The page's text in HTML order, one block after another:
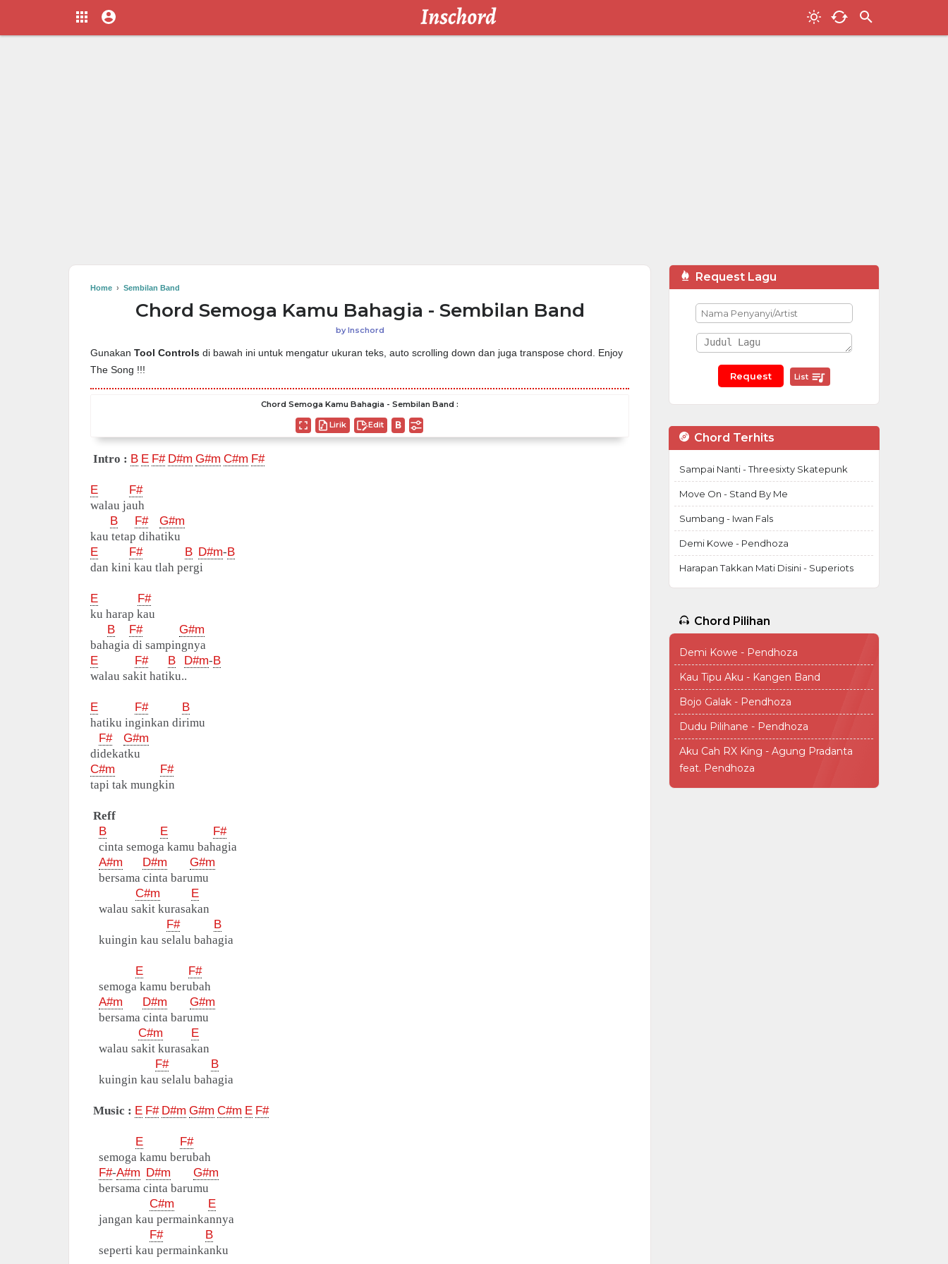
Home › Sembilan Band
Chord Semoga Kamu Bahagia - Sembilan Band
byInschord
Gunakan Tool Controls di bawah ini untuk mengatur ukuran teks, auto scrolling down dan juga transpose chord. Enjoy
The Song !!!
Chord Semoga Kamu Bahagia - Sembilan Band :
Lirik Edit
Intro : B E F# D#m G#m C#m F#
E
F#
walau jauh
B
F#
G#m
kau tetap dihatiku
E
F# B D#m-B
dan kini kau tlah pergi
E
F#
ku harap kau
B
F#
G#m
bahagia di sampingnya
E
F# B D#m-B
walau sakit hatiku..
E F#
B
hatiku inginkan dirimu
F#
G#m
didekatku
C#m
F#
tapi tak mungkin
Reff
B
E
F#
cinta semoga kamu bahagia
A#m
D#m
G#m
bersama cinta barumu
C#m
E
walau sakit kurasakan
F#
B
kuingin kau selalu bahagia
E
F#
semoga kamu berubah
A#m
D#m
G#m
bersama cinta barumu
C#m
E
walau sakit kurasakan
F#
B
kuingin kau selalu bahagia
Music : E F# D#m G#m C#m E F#
E
F#
semoga kamu berubah
F#-A#m D#m
G#m
bersama cinta barumu
C#m
E
jangan kau permainkannya
F#
B
seperti kau permainkanku
Request Lagu
List
Chord Terhits
Sampai Nanti - Threesixty Skatepunk
Move On - Stand By Me
Sumbang - Iwan Fals
Demi Kowe - Pendhoza
Harapan Takkan Mati Disini - Superiots
Chord Pilihan
Demi Kowe - Pendhoza
Kau Tipu Aku - Kangen Band
Bojo Galak - Pendhoza
Dudu Pilihane - Pendhoza
Aku Cah RX King - Agung Pradanta
feat. Pendhoza